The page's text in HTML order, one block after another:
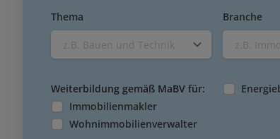
Thema
z.B. Bauen und Technik
Branche
z.B.
Weiterbildung gemäß MaBV für:
Immobilienmakler
Wohnimmobilienverwalter